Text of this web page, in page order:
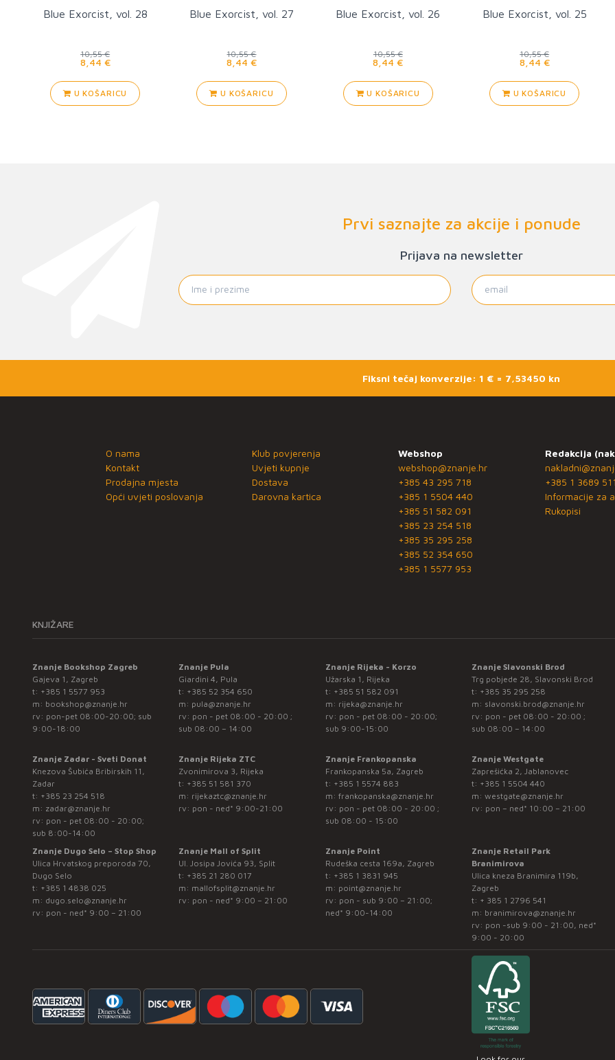
Blue Exorcist, vol. 28
10,55 €
8,44 €
U KOŠARICU
Blue Exorcist, vol. 27
10,55 €
8,44 €
U KOŠARICU
Blue Exorcist, vol. 26
10,55 €
8,44 €
U KOŠARICU
Blue Exorcist, vol. 25
10,55 €
8,44 €
U KOŠARICU
Prvi saznajte za akcije i ponude
Prijava na newsletter
Fiksni tečaj konverzije: 1 € = 7,53450 kn
O nama
Kontakt
Prodajna mjesta
Opći uvjeti poslovanja
Klub povjerenja
Uvjeti kupnje
Dostava
Darovna kartica
Webshop
webshop@znanje.hr
+385 43 295 718
+385 1 5504 440
+385 51 582 091
+385 23 254 518
+385 35 295 258
+385 52 354 650
+385 1 5577 953
Redakcija
+385 1 3689 511
Informacije za
Rukopisi
KNJIŽARE
Znanje Bookshop Zagreb
Gajeva 1, Zagreb
t: +385 1 5577 953
m: bookshop@znanje.hr
rv: pon-pet 08:00-20:00; sub
9:00-18:00
Znanje Pula
Giardini 4, Pula
t: +385 52 354 650
m: pula@znanje.hr
rv: pon - pet 08:00 - 20:00 ;
sub 08:00 – 14:00
Znanje Rijeka - Korzo
Užarska 1, Rijeka
t: +385 51 582 091
m: rijeka@znanje.hr
rv: pon - pet 08:00 - 20:00;
sub 9:00-15:00
Znanje Slavonski Brod
Trg pobjede 28, Slavonski Brod
t: +385 35 295 258
m: slavonski.brod@znanje.hr
rv: pon - pet 08:00 - 20:00 ;
sub 08:00 – 14:00
Znanje Zadar - Sveti Donat
Knezova Šubića Bribirskih 11,
Zadar
t: +385 23 254 518
m: zadar@znanje.hr
rv: pon - pet 08:00 - 20:00;
sub 8:00-14:00
Znanje Rijeka ZTC
Zvonimirova 3, Rijeka
t: +385 51 581 370
m: rijekaztc@znanje.hr
rv: pon - ned* 9:00-21:00
Znanje Frankopanska
Frankopanska 5a, Zagreb
t: +385 1 5574 883
m: frankopanska@znanje.hr
rv: pon - pet 08:00 - 20:00 ;
sub 08:00 - 15:00
Znanje Westgate
Zaprešićka 2, Jablanovec
t: +385 1 5504 440
m: westgate@znanje.hr
rv: pon – ned* 10:00 – 21:00
Znanje Dugo Selo – Stop Shop
Ulica Hrvatskog preporoda 70,
Dugo Selo
t: +385 1 4838 025
m: dugo.selo@znanje.hr
rv: pon - ned* 9:00 – 21:00
Znanje Mall of Split
Ul. Josipa Jovića 93, Split
t: +385 21 280 017
m: mallofsplit@znanje.hr
rv: pon - ned* 9:00 – 21:00
Znanje Point
Rudeška cesta 169a, Zagreb
t: +385 1 3831 945
m: point@znanje.hr
rv: pon - sub 9:00 – 21:00;
ned* 9:00-14:00
Znanje Retail Park
Branimirova
Ulica kneza Branimira 119b,
Zagreb
t: + 385 1 2796 541
m: branimirova@znanje.hr
rv: pon -sub 9:00 - 21:00, ned*
9:00 - 20:00